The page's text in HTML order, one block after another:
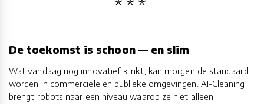
De toekomst is schoon — en slim
Wat vandaag nog innovatief klinkt, kan morgen de standaard
worden in commerciële en publieke omgevingen. AI-Cleaning
brengt robots naar een niveau waarop ze niet alleen